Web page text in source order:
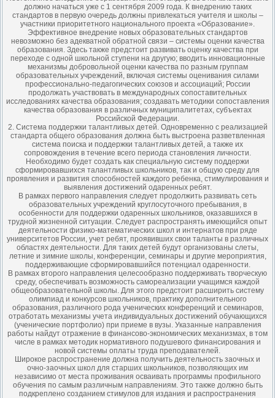
должно начаться уже с 1 сентября 2009 года. К внедрению таких
стандартов в первую очередь должны привлекаться учителя и школы –
участники приоритетного национального проекта «Образование».
Эффективное внедрение новых образовательных стандартов
невозможно без адекватной обратной связи – системы оценки качества
образования. Здесь также предстоит развивать оценку качества при
переходе с одной школьной ступени на другую; вводить инновационные
механизмы добровольной оценки качества по разным группам
образовательных учреждений, включая системы оценивания силами
профессионально-педагогических союзов и ассоциаций; России
продолжать участвовать в международных сопоставительных
исследованиях качества образования; создавать методики сопоставления
качества образования в различных муниципалитетах, субъектах
Российской Федерации.
2. Система поддержки талантливых детей. Одновременно с реализацией
стандарта общего образования должна быть выстроена разветвленная
система поиска и поддержки талантливых детей, а также их
сопровождения в течение всего периода становления личности.
Необходимо будет создать как специальную систему поддержи
сформировавшихся талантливых школьников, так и общую среду для
проявления и развития способностей каждого ребенка, стимулирования и
выявления достижений одаренных ребят.
В рамках первого направления следует продолжить развивать сеть
образовательных учреждений круглосуточного пребывания, в
особенности для поддержки одаренных школьников, оказавшихся в
трудной жизненной ситуации. Следует распространять имеющийся опыт
деятельности физико-математических школ и интернатов при ряде
университетов России, учет ребят, проявивших свои таланты в различных
областях деятельности. Для таких детей будут организованы слеты,
летние и зимние школы, конференции, семинары и другие мероприятия,
поддерживающие сформировавшийся потенциал одаренности.
В рамках второго направления целесообразно поддерживать творческую
среду, обеспечивать возможность самореализации учащимся каждой
общеобразовательной школы. Для этого предстоит расширить систему
олимпиад и конкурсов школьников, практику дополнительного
образования, различного рода ученических конференций и семинаров,
отработать механизмы учета индивидуальных достижений обучающихся
(ученические портфолио) при приеме в вузы. Указанные направления
работы найдут отражение в финансово-экономических механизмах, в том
числе в рамках методик нормативного подушевого финансирования и
новой системы оплаты труда преподавателей.
Широкое распространение должна получить деятельность заочных и
очно-заочных школ для старших школьников, позволяющих им
независимо от места проживания осваивать программы профильного
обучения по самым различным направлениям. Это также должно быть
подкреплено созданием стимулов для издания и распространения